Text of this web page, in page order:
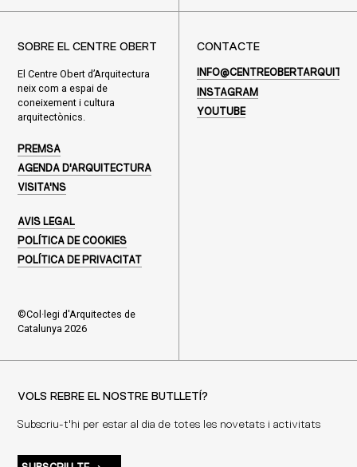
SOBRE EL CENTRE OBERT
El Centre Obert d’Arquitectura
neix com a espai de
coneixement i cultura
arquitectònics.
PREMSA
AGENDA D'ARQUITECTURA
VISITA'NS
AVIS LEGAL
POLÍTICA DE COOKIES
POLÍTICA DE PRIVACITAT
©Col·legi d'Arquitectes de
Catalunya 2026
CONTACTE
INSTAGRAM
YOUTUBE
VOLS REBRE EL NOSTRE BUTLLETÍ?
Subscriu-t'hi per estar al dia de totes les novetats i activitats